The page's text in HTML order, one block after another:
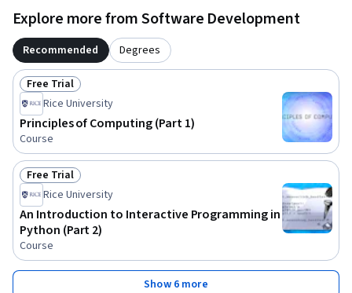
Explore more from Software Development
Recommended Degrees
Status: Free Trial
Free Trial
Rice University
Principles of Computing (Part 1)
Course
Status: Free Trial
Free Trial
Rice University
An Introduction to Interactive Programming in
Python (Part 2)
Course
Show 6 more